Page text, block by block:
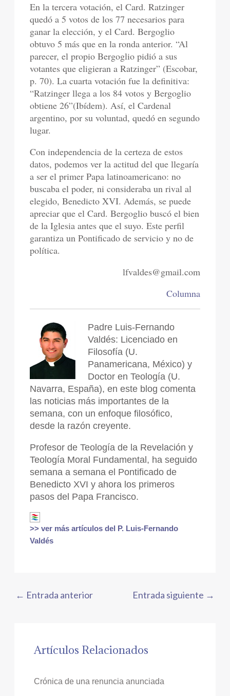
En la tercera votación, el Card. Ratzinger
quedó a 5 votos de los 77 necesarios para
ganar la elección, y el Card. Bergoglio
obtuvo 5 más que en la ronda anterior. “Al
parecer, el propio Bergoglio pidió a sus
votantes que eligieran a Ratzinger” (Escobar,
p. 70). La cuarta votación fue la definitiva:
“Ratzinger llega a los 84 votos y Bergoglio
obtiene 26”(Ibídem). Así, el Cardenal
argentino, por su voluntad, quedó en segundo
lugar.
Con independencia de la certeza de estos
datos, podemos ver la actitud del que llegaría
a ser el primer Papa latinoamericano: no
buscaba el poder, ni consideraba un rival al
elegido, Benedicto XVI. Además, se puede
apreciar que el Card. Bergoglio buscó el bien
de la Iglesia antes que el suyo. Este perfil
garantiza un Pontificado de servicio y no de
política.
lfvaldes@gmail.com
Columna
Padre Luis-Fernando
Valdés: Licenciado en
Filosofía (U.
Panamericana, México) y
Doctor en Teología (U.
Navarra, España), en este blog comenta
las noticias más importantes de la
semana, con un enfoque filosófico,
desde la razón creyente.
Profesor de Teología de la Revelación y
Teología Moral Fundamental, ha seguido
semana a semana el Pontificado de
Benedicto XVI y ahora los primeros
pasos del Papa Francisco.
>> ver más artículos del P. Luis-Fernando
Valdés
← Entrada anterior Entrada siguiente →
Artículos Relacionados
Crónica de una renuncia anunciada